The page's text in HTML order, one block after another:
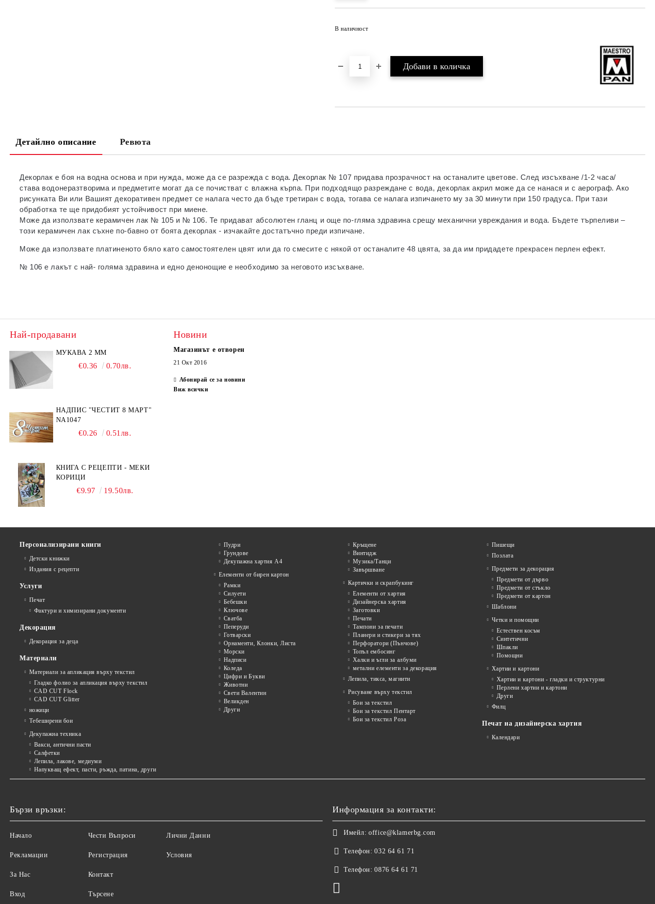
В наличност
Детайлно описание Ревюта
Декорлак е боя на водна основа и при нужда, може да се разрежда с вода. Декорлак № 107 придава прозрачност на останалите цветове. След изсъхване /1-2 часа/
става водонеразтворима и предметите могат да се почистват с влажна кърпа. При подходящо разреждане с вода, декорлак акрил може да се нанася и с аерограф. Ако
рисунката Ви или Вашият декоративен предмет се налага често да бъде третиран с вода, тогава се налага изпичането му за 30 минути при 150 градуса. При тази
обработка те ще придобият устойчивост при миене.
Може да използвате керамичен лак № 105 и № 106. Те придават абсолютен гланц и още по-гляма здравина срещу механични увреждания и вода. Бъдете търпеливи –
този керамичен лак съхне по-бавно от боята декорлак - изчакайте достатъчно преди изпичане.
Може да използвате платиненото бяло като самостоятелен цвят или да го смесите с някой от останалите 48 цвята, за да им придадете прекрасен перлен ефект.
№ 106 е лакът с най- голяма здравина и едно денонощие е необходимо за неговото изсъхване.
Най-продавани
МУКАВА 2 ММ
€0.36 0.70лв.
НАДПИС "ЧЕСТИТ 8 МАРТ"
NA1047
€0.26 0.51лв.
КНИГА С РЕЦЕПТИ - МЕКИ
КОРИЦИ
€9.97 19.50лв.
Новини
Магазинът е отворен
21 Окт 2016
Абонирай се за новини
Виж всички
Персонализирани книги
Детски книжки
Издания с рецепти
Услуги
Печат
Фактури и химизирани документи
Декорация
Декорация за деца
Материали
Материали за апликация върху текстил
Гладко фолио за апликация върху текстил
CAD CUT Flock
CAD CUT Glitter
ножици
Тебеширени бои
Декупажна техника
Вакси, антични пасти
Салфетки
Лепила, лакове, медиуми
Напукващ ефект, пасти, ръжда, патина, други
Пудри
Грундове
Декупажна хартия А4
Елементи от бирен картон
Рамки
Силуети
Бебешки
Ключове
Сватба
Пеперуди
Готварски
Орнаменти, Клонки, Листа
Морски
Надписи
Коледа
Цифри и Букви
Животни
Свети Валентин
Великден
Други
Кръщене
Винтидж
Музика/Танци
Завършване
Картички и скрапбукинг
Елементи от хартия
Дизайнерска хартия
Заготовки
Печати
Тампони за печати
Планери и стикери за тях
Перфоратори (Пънчове)
Топъл ембосинг
Халки и ъгли за албуми
метални елементи за декорация
Лепила, тикса, магнити
Рисуване върху текстил
Бои за текстил
Бои за текстил Пентарт
Бои за текстил Роза
Пишещи
Позлата
Предмети за декорация
Предмети от дърво
Предмети от стъкло
Предмети от картон
Шаблони
Четки и помощни
Естествен косъм
Синтетични
Шпакли
Помощни
Хартии и картони
Хартии и картони - гладки и структурни
Перлени хартии и картони
Други
Филц
Печат на дизайнерска хартия
Календари
Бързи връзки:
Начало
Рекламации
За Нас
Вход
Чести Въпроси
Регистрация
Контакт
Търсене
Лични Данни
Условия
Информация за контакти:
Имейл: office@klamerbg.com
Телефон: 032 64 61 71
Телефон: 0876 64 61 71